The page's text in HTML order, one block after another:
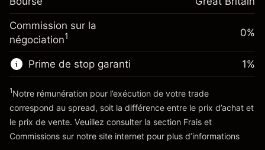
~ £5,000.00
Valeur nominale avec effet de levier
£4,000.00
Vers la plateforme
Frais sur la valeur totale de la
position
%
Taille de la position avec effet de levier
~£5,000.00
Valeur nominale avec effet de levier
Vers la plateforme
Commission sur la
négociation1 0%
Prime de stop garanti
'Tarifs et Frais
1%
1Notre rémunération pour l’exécution de votre trade
correspond au spread, soit la différence entre le prix d’achat et
le prix de vente. Veuillez consulter la section Frais et
Commissions sur notre site internet pour plus d’informations